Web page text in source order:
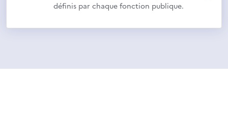
définis par chaque fonction publique.